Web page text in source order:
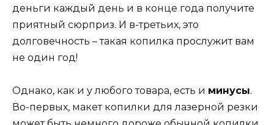
деньги каждый день и в конце года получите
приятный сюрприз. И в-третьих, это
долговечность – такая копилка прослужит вам
не один год!
Однако, как и у любого товара, есть и минусы.
Во-первых, макет копилки для лазерной резки